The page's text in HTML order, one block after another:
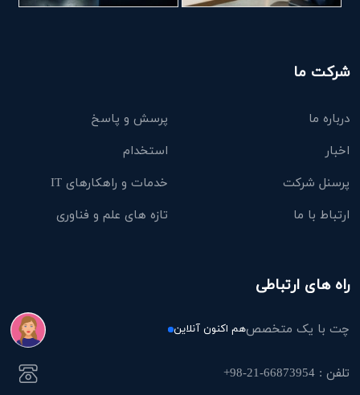
شرکت ما
درباره ما
پرسش و پاسخ
اخبار
استخدام
پرسنل شرکت
خدمات و راهکارهای IT
ارتباط با ما
تازه های علم و فناوری
راه های ارتباطی
چت با یک متخصصهم اکنون آنلاین
تلفن : 66873954-21-98+